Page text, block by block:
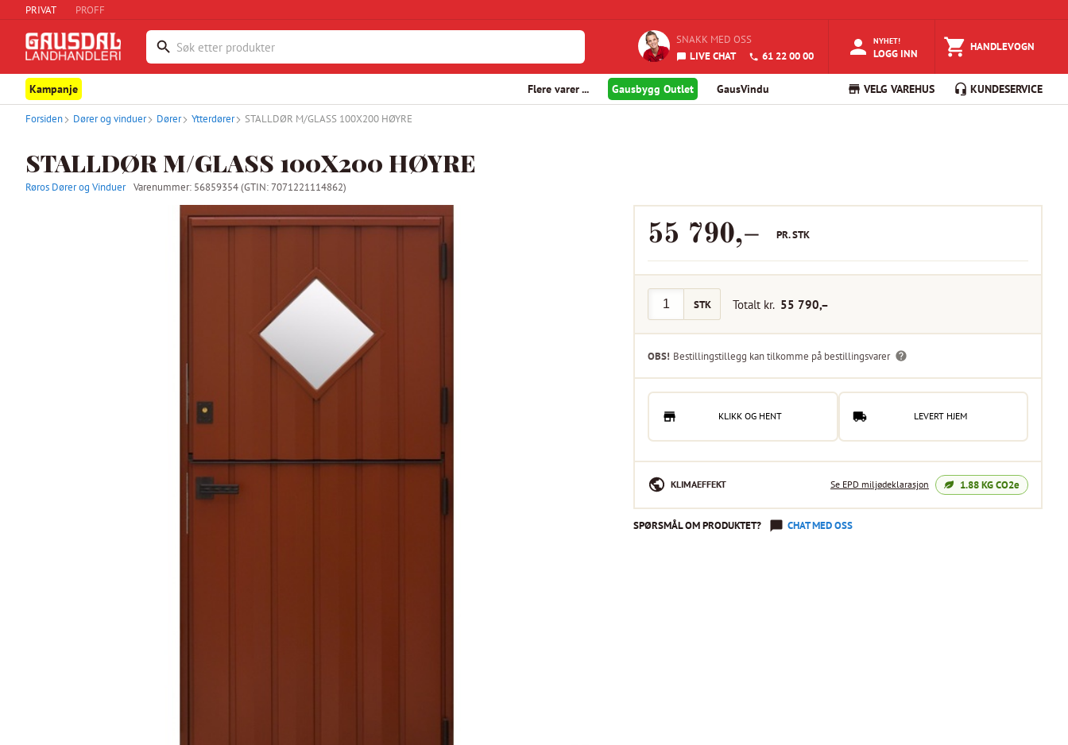
PRIVAT PROFF
SNAKK MED OSS
LIVE CHAT
61 22 00 00
NYHET!
LOGG INN HANDLEVOGN
Kampanje Flere varer ... Gausbygg Outlet GausVindu VELG VAREHUS KUNDESERVICE
Forsiden Dører og vinduer Dører Ytterdører STALLDØR M/GLASS 100X200 HØYRE
STALLDØR M/GLASS 100X200 HØYRE
Røros Dører og Vinduer Varenummer: 56859354(GTIN: 7071221114862)
55 790,– PR.STK
STK Totalt kr. 55 790,–
OBS! Bestillingstillegg kan tilkomme på bestillingsvarer
KLIKK OG HENT LEVERT HJEM
KLIMAEFFEKT Se EPD miljødeklarasjon 1.88KG CO2e
SPØRSMÅL OM PRODUKTET? CHAT MED OSS